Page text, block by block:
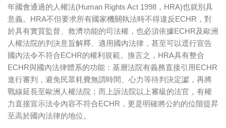
年國會通過的人權法(Human Rights Act 1998，HRA)也就別具
意義。HRA不但要求所有國家機關執法時不得違反ECHR，對
於具有實質監督、救濟功能的司法權，也必須依據ECHR及歐洲
人權法院的判決意旨解釋、適用國內法律，甚至可以逕行宣告
國內法令不符合ECHR的權利規範。換言之，HRA具有整合
ECHR與國內法律體系的功能：基層法院有義務直接引用ECHR
進行審判，避免民眾耗費無謂時間、心力等待判決定讞，再將
戰線延長至歐洲人權法院；而上訴法院以上審級的法官，有權
力直接宣示法令內容不符合ECHR，更是明確將公約的位階提昇
至高於國內法律的地位。